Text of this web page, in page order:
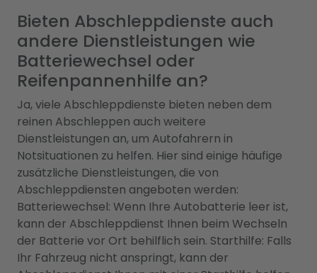
Bieten Abschleppdienste auch
andere Dienstleistungen wie
Batteriewechsel oder
Reifenpannenhilfe an?
Ja, viele Abschleppdienste bieten neben dem
reinen Abschleppen auch weitere
Dienstleistungen an, um Autofahrern in
Notsituationen zu helfen. Hier sind einige häufige
zusätzliche Dienstleistungen, die von
Abschleppdiensten angeboten werden:
Batteriewechsel: Wenn Ihre Autobatterie leer ist,
kann der Abschleppdienst Ihnen beim Wechseln
der Batterie vor Ort behilflich sein. Starthilfe: Falls
Ihr Fahrzeug nicht anspringt, kann der